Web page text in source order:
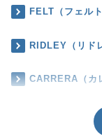
FELT（フェルト
RIDLEY（リド
CARRERA（カ